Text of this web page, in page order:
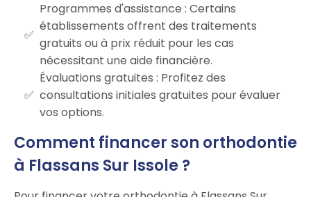
Programmes d'assistance : Certains
établissements offrent des traitements
gratuits ou à prix réduit pour les cas
nécessitant une aide financière.
Évaluations gratuites : Profitez des
consultations initiales gratuites pour évaluer
vos options.
Comment financer son orthodontie
à Flassans Sur Issole ?